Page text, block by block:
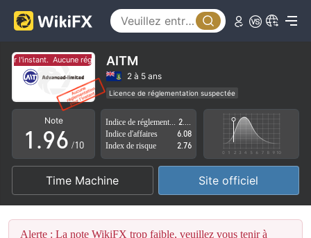
l'instant. Aucune réglementation pour l'instant.
AITM
2 à 5 ans
Licence de réglementation suspectée
Région d'affaires suspectée
Risque élevé potentiel
Note
0
1
2
3
4
.
5
6
7
8
9
2
3
4
5
6
7
8
9
/10
Indice d'affaires
6.08
Index de risque
2.76
Time Machine Site officiel
Alerte : La note WikiFX trop faible, veuillez vous tenir à